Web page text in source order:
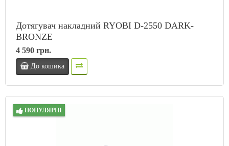
Дотягувач накладний RYOBI D-2550 DARK-
BRONZE
4 590 грн.
До кошика
ПОПУЛЯРНІ